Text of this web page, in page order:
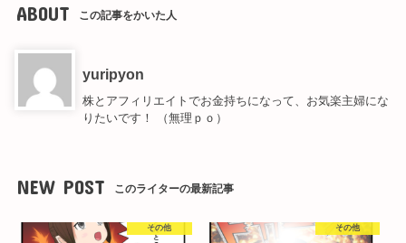
ABOUT この記事をかいた人
yuripyon
株とアフィリエイトでお金持ちになって、お気楽主婦にな
りたいです！ （無理ｐｏ）
NEW POST このライターの最新記事
その他 その他